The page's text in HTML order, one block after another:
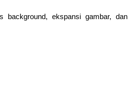
background, ekspansi gambar, dan